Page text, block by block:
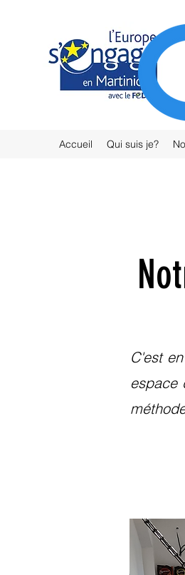
Accueil Qui suis je?
C'est
espace